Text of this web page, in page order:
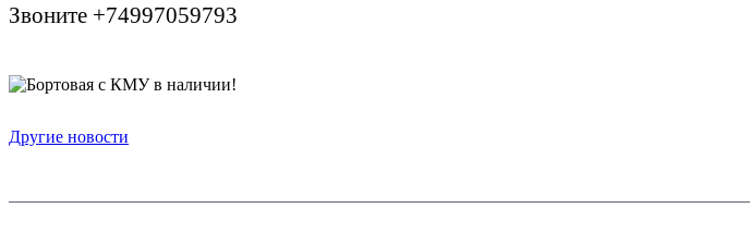
Звоните +74997059793
Другие новости